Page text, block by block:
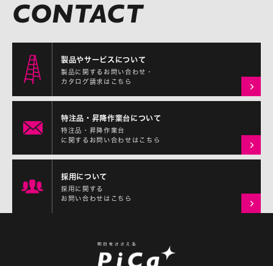
製品やサービスについて
製品に関するお問い合わせ・
カタログ請求はこちら
特注品・昇降作業台について
特注品・昇降作業台
に関するお問い合わせはこちら
採用について
採用に関する
お問い合わせはこちら